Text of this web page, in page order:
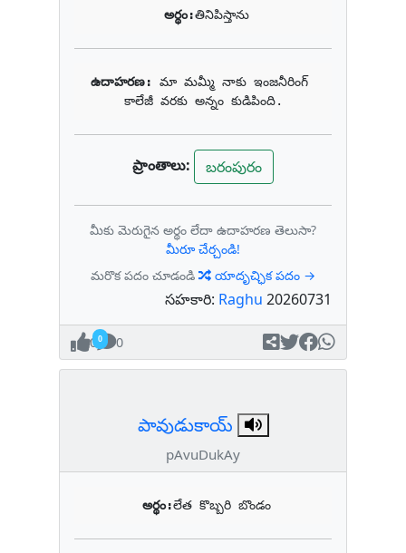
అర్థం:తినిపిస్తాను
ఉదాహరణ: మా మమ్మీ నాకు ఇంజనీరింగ్
కాలేజీ వరకు అన్నం కుడిపింది.
ప్రాంతాలు: బరంపురం
మీకు మెరుగైన అర్థం లేదా ఉదాహరణ తెలుసా?
మీరూ చేర్చండి!
మరొక పదం చూడండి
యాదృచ్ఛిక పదం →
సహకారి: Raghu 20260731
0 0
పావుడుకాయ్
pAvuDukAy
అర్థం:లేత కొబ్బరి బొండం